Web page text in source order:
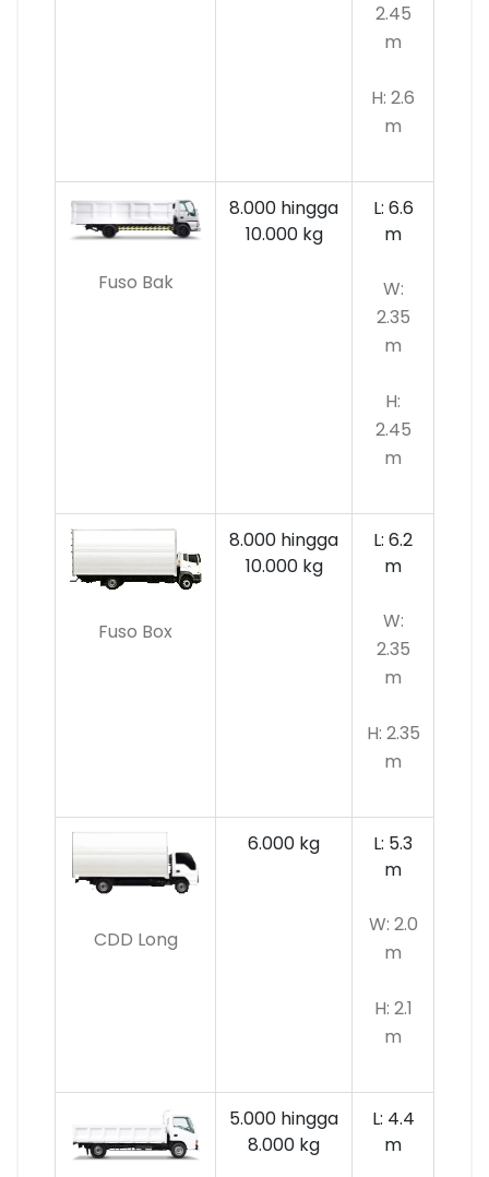
2.45
m
H: 2.6
m
Fuso Bak
8.000 hingga
10.000kg
L: 6.6
m
W:
2.35
m
H:
2.45
m
Fuso Box
8.000 hingga
10.000 kg
L: 6.2
m
W:
2.35
m
H: 2.35
m
CDD Long
6.000 kg
L: 5.3
m
W: 2.0
m
H: 2.1
m
5.000 hingga
8.000 kg
L: 4.4
m